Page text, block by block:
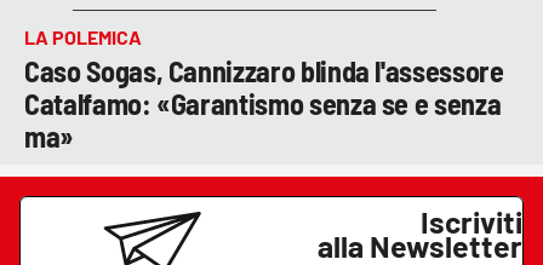
LA POLEMICA
Caso Sogas, Cannizzaro blinda l'assessore
Catalfamo: «Garantismo senza se e senza
ma»
Iscriviti
alla Newsletter